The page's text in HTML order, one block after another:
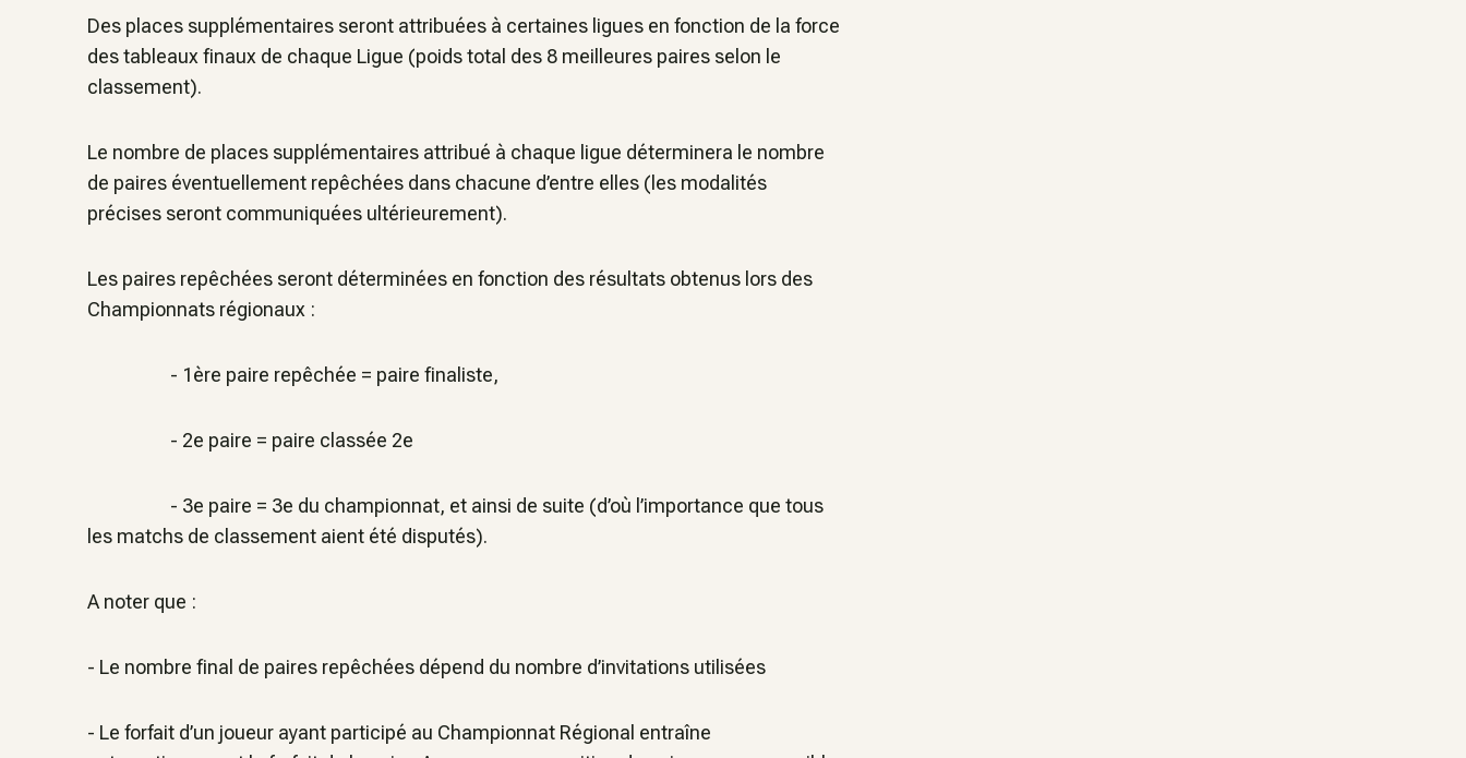
Des places supplémentaires seront attribuées à certaines ligues en fonction de la force
des tableaux finaux de chaque Ligue (poids total des 8 meilleures paires selon le
classement).
Le nombre de places supplémentaires attribué à chaque ligue déterminera le nombre
de paires éventuellement repêchées dans chacune d’entre elles (les modalités
précises seront communiquées ultérieurement).
Les paires repêchées seront déterminées en fonction des résultats obtenus lors des
Championnats régionaux :
- 1ère paire repêchée = paire finaliste,
- 2e paire = paire classée 2e
- 3e paire = 3e du championnat, et ainsi de suite (d’où l’importance que tous
les matchs de classement aient été disputés).
A noter que :
- Le nombre final de paires repêchées dépend du nombre d’invitations utilisées
- Le forfait d’un joueur ayant participé au Championnat Régional entraîne